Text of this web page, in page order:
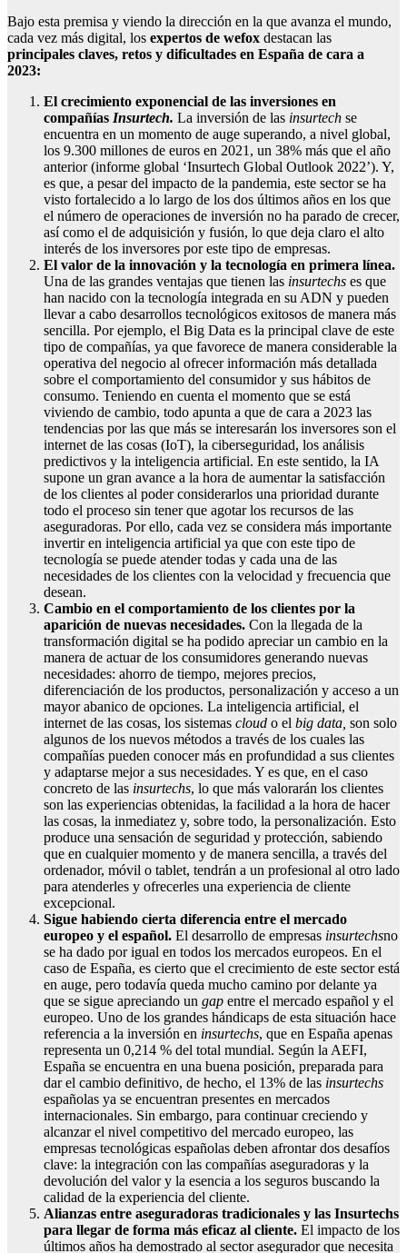
Bajo esta premisa y viendo la dirección en la que avanza el mundo,
cada vez más digital, los expertos de wefox destacan las
principales claves, retos y dificultades en España de cara a
2023:
El crecimiento exponencial de las inversiones en
compañías Insurtech. La inversión de las insurtech se
encuentra en un momento de auge superando, a nivel global,
los 9.300 millones de euros en 2021, un 38% más que el año
anterior (informe global ‘Insurtech Global Outlook 2022’). Y,
es que, a pesar del impacto de la pandemia, este sector se ha
visto fortalecido a lo largo de los dos últimos años en los que
el número de operaciones de inversión no ha parado de crecer,
así como el de adquisición y fusión, lo que deja claro el alto
interés de los inversores por este tipo de empresas.
El valor de la innovación y la tecnología en primera línea.
Una de las grandes ventajas que tienen las insurtechs es que
han nacido con la tecnología integrada en su ADN y pueden
llevar a cabo desarrollos tecnológicos exitosos de manera más
sencilla. Por ejemplo, el Big Data es la principal clave de este
tipo de compañías, ya que favorece de manera considerable la
operativa del negocio al ofrecer información más detallada
sobre el comportamiento del consumidor y sus hábitos de
consumo. Teniendo en cuenta el momento que se está
viviendo de cambio, todo apunta a que de cara a 2023 las
tendencias por las que más se interesarán los inversores son el
internet de las cosas (IoT), la ciberseguridad, los análisis
predictivos y la inteligencia artificial. En este sentido, la IA
supone un gran avance a la hora de aumentar la satisfacción
de los clientes al poder considerarlos una prioridad durante
todo el proceso sin tener que agotar los recursos de las
aseguradoras. Por ello, cada vez se considera más importante
invertir en inteligencia artificial ya que con este tipo de
tecnología se puede atender todas y cada una de las
necesidades de los clientes con la velocidad y frecuencia que
desean.
Cambio en el comportamiento de los clientes por la
aparición de nuevas necesidades. Con la llegada de la
transformación digital se ha podido apreciar un cambio en la
manera de actuar de los consumidores generando nuevas
necesidades: ahorro de tiempo, mejores precios,
diferenciación de los productos, personalización y acceso a un
mayor abanico de opciones. La inteligencia artificial, el
internet de las cosas, los sistemas cloud o el big data, son solo
algunos de los nuevos métodos a través de los cuales las
compañías pueden conocer más en profundidad a sus clientes
y adaptarse mejor a sus necesidades. Y es que, en el caso
concreto de las insurtechs, lo que más valorarán los clientes
son las experiencias obtenidas, la facilidad a la hora de hacer
las cosas, la inmediatez y, sobre todo, la personalización. Esto
produce una sensación de seguridad y protección, sabiendo
que en cualquier momento y de manera sencilla, a través del
ordenador, móvil o tablet, tendrán a un profesional al otro lado
para atenderles y ofrecerles una experiencia de cliente
excepcional.
Sigue habiendo cierta diferencia entre el mercado
europeo y el español. El desarrollo de empresas insurtechsno
se ha dado por igual en todos los mercados europeos. En el
caso de España, es cierto que el crecimiento de este sector está
en auge, pero todavía queda mucho camino por delante ya
que se sigue apreciando un gap entre el mercado español y el
europeo. Uno de los grandes hándicaps de esta situación hace
referencia a la inversión en insurtechs, que en España apenas
representa un 0,214 % del total mundial. Según la AEFI,
España se encuentra en una buena posición, preparada para
dar el cambio definitivo, de hecho, el 13% de las insurtechs
españolas ya se encuentran presentes en mercados
internacionales. Sin embargo, para continuar creciendo y
alcanzar el nivel competitivo del mercado europeo, las
empresas tecnológicas españolas deben afrontar dos desafíos
clave: la integración con las compañías aseguradoras y la
devolución del valor y la esencia a los seguros buscando la
calidad de la experiencia del cliente.
Alianzas entre aseguradoras tradicionales y las Insurtechs
para llegar de forma más eficaz al cliente. El impacto de los
últimos años ha demostrado al sector asegurador que necesita